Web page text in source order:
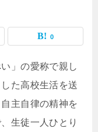
0
」の愛称で親し
た高校生活を送
主自律の精神を
生徒一人ひとり